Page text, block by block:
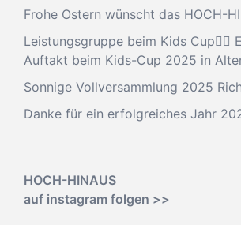
Frohe Ostern wünscht das HOCH-
Leistungsgruppe beim Kids Cup🧗‍♂️
Auftakt beim Kids-Cup 2025 in
Sonnige Vollversammlung 2025
Danke für ein erfolgreiches Jahr
HOCH-HINAUS
auf instagram folgen >>